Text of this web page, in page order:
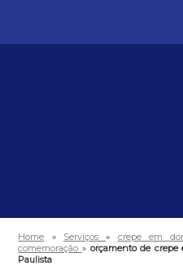
Home » Serviços» crepe em
comemoração» orçamento de
Paulista